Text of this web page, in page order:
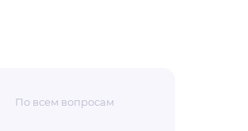
По всем вопросам